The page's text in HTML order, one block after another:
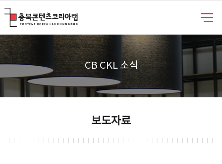
CB CKL 소식
보도자료